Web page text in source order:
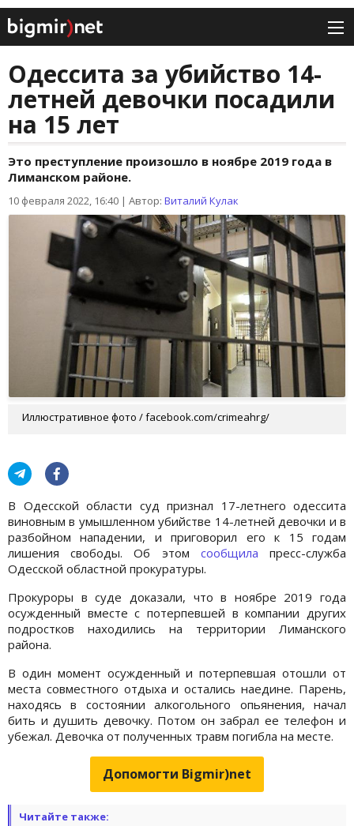
Одессита за убийство 14-
летней девочки посадили
на 15 лет
Это преступление произошло в ноябре 2019 года в
Лиманском районе.
10 февраля 2022, 16:40 | Автор: Виталий Кулак
Иллюстративное фото / facebook.com/crimeahrg/
В Одесской области суд признал 17-летнего одессита
виновным в умышленном убийстве 14-летней девочки и в
разбойном нападении, и приговорил его к 15 годам
лишения свободы. Об этом сообщила пресс-служба
Одесской областной прокуратуры.
Прокуроры в суде доказали, что в ноябре 2019 года
осужденный вместе с потерпевшей в компании других
подростков находились на территории Лиманского
района.
В один момент осужденный и потерпевшая отошли от
места совместного отдыха и остались наедине. Парень,
находясь в состоянии алкогольного опьянения, начал
бить и душить девочку. Потом он забрал ее телефон и
убежал. Девочка от полученных травм погибла на месте.
Допомогти Bigmir)net
Читайте также: